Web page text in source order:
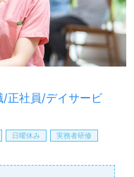
しは【ウィルオブ介
の方も遠慮なく＊
応じてお問い合わせ/ご
、年収交渉など完全無
職活動！お問い合わ
正社員/デイサービ
日曜休み 実務者研修